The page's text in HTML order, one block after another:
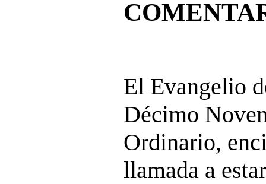
El Evangelio
Décimo
Ordinario,
llamada a